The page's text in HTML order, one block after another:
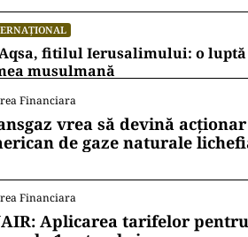
fitilul Ierusalimului: o luptă
musulmană
Financiara
vrea să devină
de gaze naturale
Financiara
Aplicarea tarifelor